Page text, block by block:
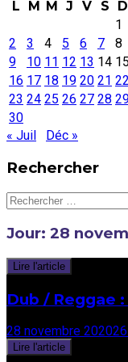
L M M J V S
D
1
2
3 4 5 6 7
8
9
10 11 12 13 14 15
16 17 18 19 20 21 22
23 24 25 26 27 28
30
« Juil
Déc »
Rechercher
Rechercher:
Jour: 28
Lire l'article
Dub / Reggae
28 novembre 2020
Lire l'article